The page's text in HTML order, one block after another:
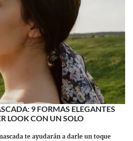
9 FORMAS ELEGANTES
LOOK CON UN SOLO
te ayudarán a darle un toque